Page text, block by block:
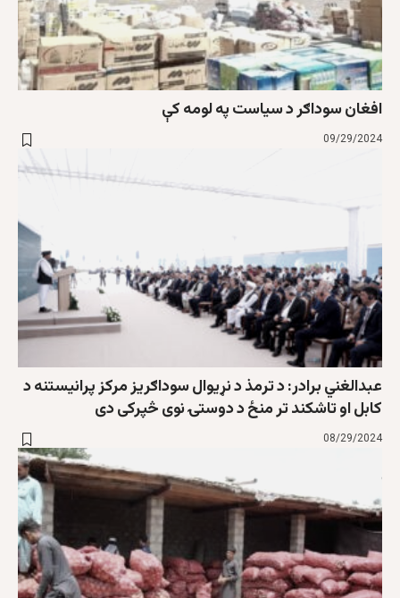
افغان سوداګر د سیاست په لومه کې
09/29/2024
عبدالغني برادر: د ترمذ د نړیوال سوداګریز مرکز پرانیستنه د
کابل او تاشکند تر منځ د دوستۍ نوی څپرکی دی
08/29/2024